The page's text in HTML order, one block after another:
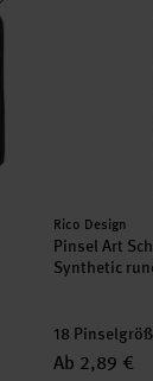
Hersteller:
Rico Design
Pinsel Art
Synthetic
18
Ab 2,89 €